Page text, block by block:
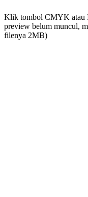
Klik tombol CMYK atau
preview belum muncul,
filenya 2MB)